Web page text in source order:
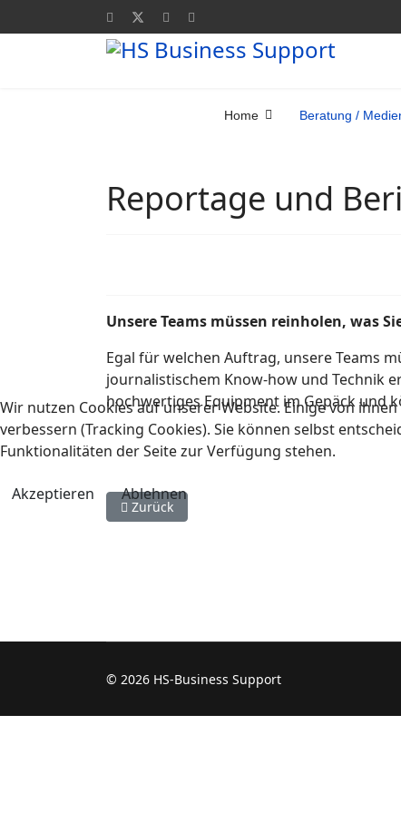
Home Beratung /
Reportage und
Unsere Teams müssen reinholen, was
Egal für welchen Auftrag, unsere Teams
journalistischem Know-how und Technik
hochwertiges Equipment im Gepäck und
Vorheriger Beitrag: Equipment
Zurück
© 2026 HS-Business Support
Wir nutzen Cookies auf unserer Website. Einige von
verbessern (Tracking Cookies). Sie können selbst
Funktionalitäten der Seite zur Verfügung stehen.
Akzeptieren
Ablehnen